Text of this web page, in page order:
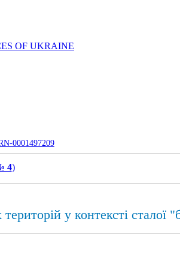
OF UKRAINE
0001497209
4)
у контексті сталої